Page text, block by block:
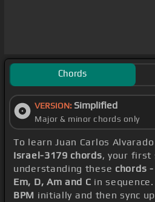
Chords
VERSION: Simplified
Major & minor chords only
To learn Juan Carlos
Israel-3179 chords, your first
understanding these chords -
Em, D, Am and C in
BPM initially and then sync